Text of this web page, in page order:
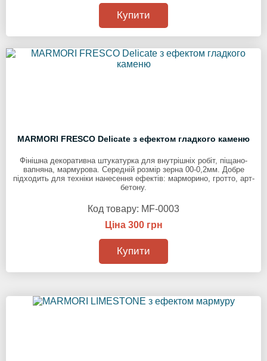
Купити
MARMORI FRESCO Delicate з ефектом гладкого каменю
Фінішна декоративна штукатурка для внутрішніх робіт, піщано-
вапняна, мармурова. Середній розмір зерна 00-0,2мм. Добре
підходить для техніки нанесення ефектів: марморино, гротто, арт-
бетону.
Код товару: MF-0003
Ціна 300 грн
Купити